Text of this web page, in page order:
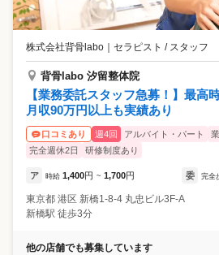
株式会社背骨labo セラピスト / スタッフ
背骨labo 汐留整体院
【業務委託スタッフ急募！】最高
月収90万円以上も実績あり
口コミあり 週4回 アルバイト・パート
完全週休2日
研修制度あり
ア 時給 1,400円 ~ 1,700円 委 完全
東京都 港区 新橋1-8-4 丸忠ビル3F-A
新橋駅 徒歩3分
他の店舗でも募集しています